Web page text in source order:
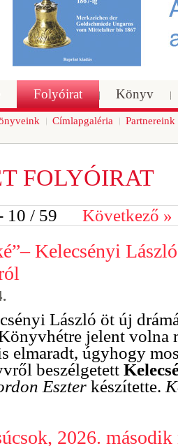
Folyóirat Könyv
Címlapgaléria Partnereink
FOLYÓIRAT
10 / 59 Következő »
Kelecsényi
László öt új
jelent volna
elmaradt, úgyhogy
beszélgetett
Eszter készítette.
2026. második